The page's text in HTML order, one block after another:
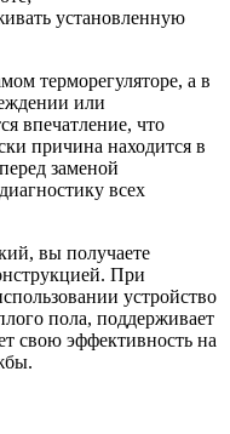
установленную
терморегуляторе, а в
или
впечатление, что
причина находится в
заменой
всех
вы получаете
При
устройство
пола, поддерживает
свою эффективность на